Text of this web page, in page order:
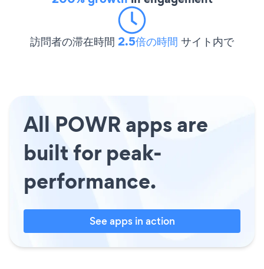
訪問者の滞在時間 2.5倍の時間 サイト内で
All POWR apps are
built for peak-
performance.
See apps in action